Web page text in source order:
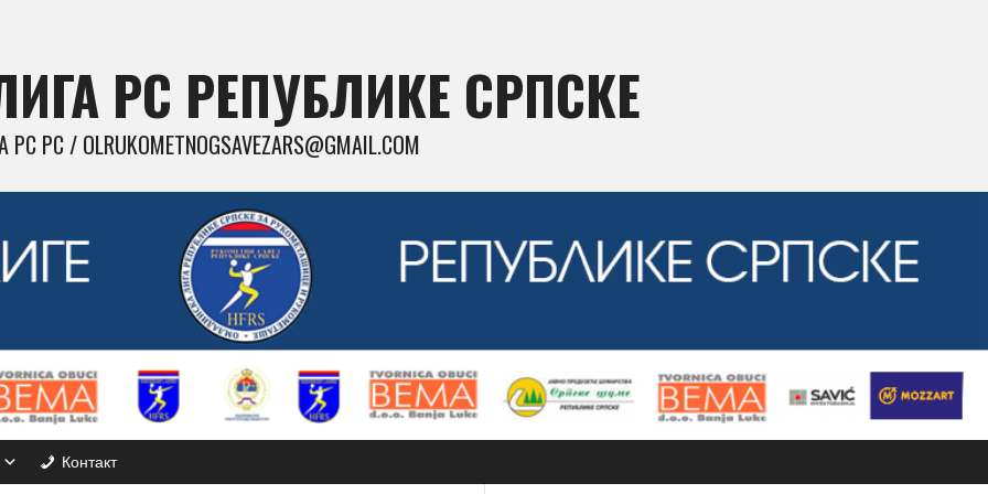
РС РЕПУБЛИКЕ СРПСКЕ
/ OLRUKOMETNOGSAVEZARS@GMAIL.COM
Контакт